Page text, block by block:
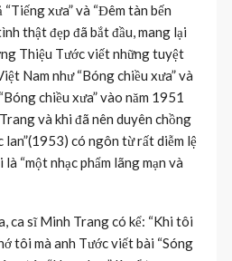
xưa” và “Đêm tàn bến
thật đẹp đã bắt đầu, mang lại
Thiệu Tước viết những tuyệt
Nam như “Bóng chiều xưa” và
chiều xưa” vào năm 1951
và khi đã nên duyên chồng
lan”(1953) có ngôn từ rất diễm lệ
“một nhạc phẩm lãng mạn và
ca sĩ Minh Trang có kể: “Khi tôi
tôi mà anh Tước viết bài “Sóng